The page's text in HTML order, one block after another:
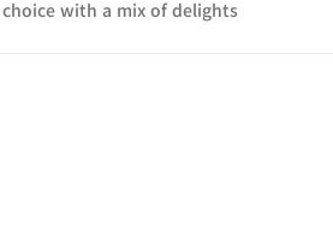
with a mix of delights